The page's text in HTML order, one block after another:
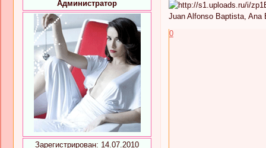
Администратор
Зарегистрирован: 14.07.2010
Juan Alfonso Baptista, Ana
0